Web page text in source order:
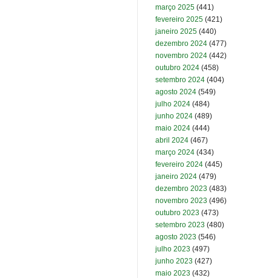
março 2025 (441)
fevereiro 2025 (421)
janeiro 2025 (440)
dezembro 2024 (477)
novembro 2024 (442)
outubro 2024 (458)
setembro 2024 (404)
agosto 2024 (549)
julho 2024 (484)
junho 2024 (489)
maio 2024 (444)
abril 2024 (467)
março 2024 (434)
fevereiro 2024 (445)
janeiro 2024 (479)
dezembro 2023 (483)
novembro 2023 (496)
outubro 2023 (473)
setembro 2023 (480)
agosto 2023 (546)
julho 2023 (497)
junho 2023 (427)
maio 2023 (432)